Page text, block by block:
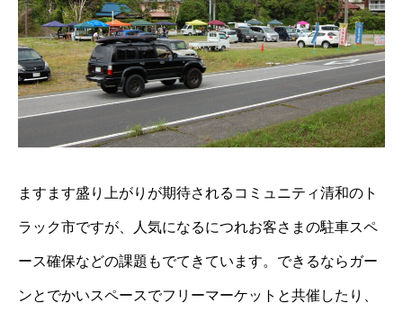
ますます盛り上がりが期待されるコミュニティ清和のト
ラック市ですが、人気になるにつれお客さまの駐車スペ
ース確保などの課題もでてきています。できるならガー
ンとでかいスペースでフリーマーケットと共催したり、